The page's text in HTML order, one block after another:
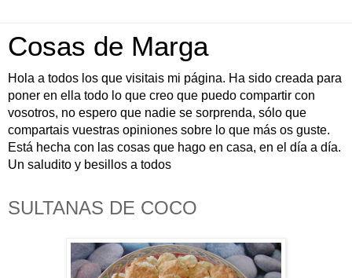
Cosas de Marga
Hola a todos los que visitais mi página. Ha sido creada para
poner en ella todo lo que creo que puedo compartir con
vosotros, no espero que nadie se sorprenda, sólo que
compartais vuestras opiniones sobre lo que más os guste.
Está hecha con las cosas que hago en casa, en el día a día.
Un saludito y besillos a todos
SULTANAS DE COCO